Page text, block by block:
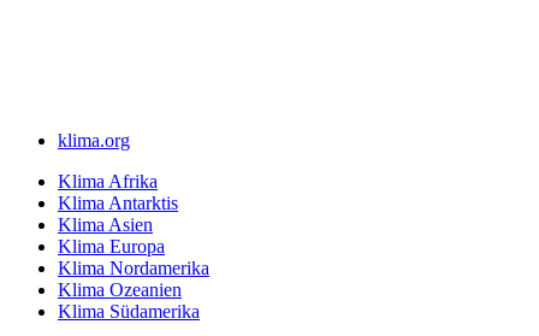
klima.org
Klima Afrika
Klima Antarktis
Klima Asien
Klima Europa
Klima Nordamerika
Klima Ozeanien
Klima Südamerika